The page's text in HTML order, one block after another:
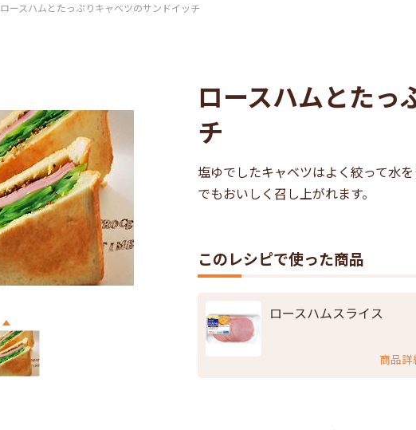
ロースハムとたっぷりキャベツのサンドイッチ
ロースハムとたっ
チ
塩ゆでしたキャベツはよく絞って水
でもおいしく召し上がれます。
このレシピで使った商品
ロースハムスライス
商品詳